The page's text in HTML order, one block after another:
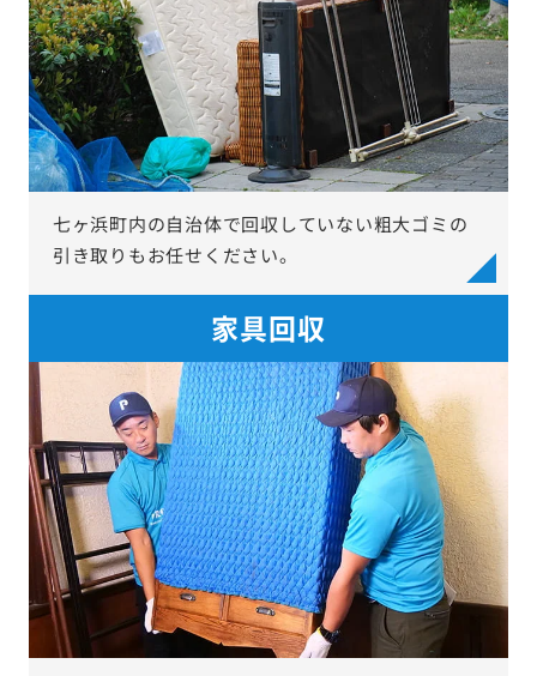
七ヶ浜町内の自治体で回収していない粗大ゴミの
引き取りもお任せください。
家具回収